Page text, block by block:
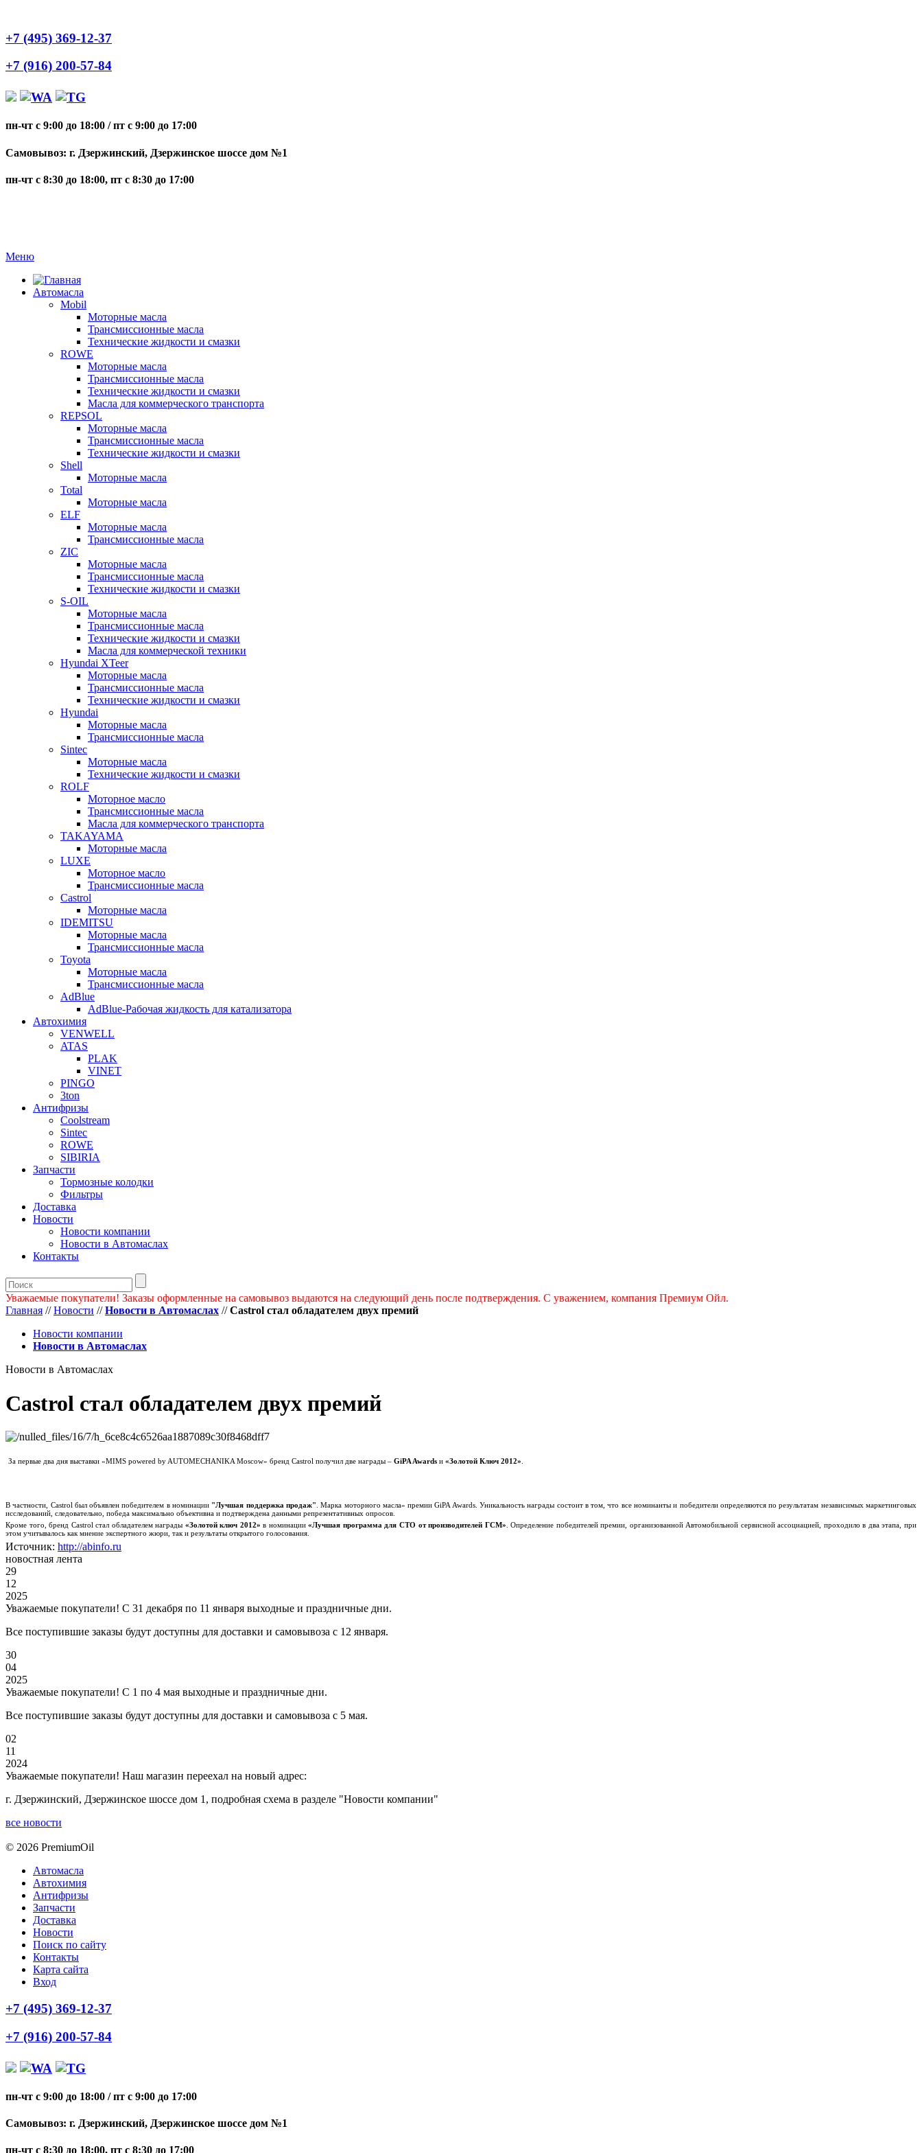
+7 (495) 369-12-37
+7 (916) 200-57-84
пн-чт с 9:00 до 18:00 /пт с 9:00 до 17:00
Самовывоз: г. Дзержинский, Дзержинское шоссе дом №1
пн-чт с 8:30 до 18:00, пт с 8:30 до 17:00
Меню
Автомасла
Mobil
Моторные масла
Трансмиссионные масла
Технические жидкости и смазки
ROWE
Моторные масла
Трансмиссионные масла
Технические жидкости и смазки
Масла для коммерческого транспорта
REPSOL
Моторные масла
Трансмиссионные масла
Технические жидкости и смазки
Shell
Моторные масла
Total
Моторные масла
ELF
Моторные масла
Трансмиссионные масла
ZIC
Моторные масла
Трансмиссионные масла
Технические жидкости и смазки
S-OIL
Моторные масла
Трансмиссионные масла
Технические жидкости и смазки
Масла для коммерческой техники
Hyundai XTeer
Моторные масла
Трансмиссионные масла
Технические жидкости и смазки
Hyundai
Моторные масла
Трансмиссионные масла
Sintec
Моторные масла
Технические жидкости и смазки
ROLF
Моторное масло
Трансмиссионные масла
Масла для коммерческого транспорта
TAKAYAMA
Моторные масла
LUXE
Моторное масло
Трансмиссионные масла
Castrol
Моторные масла
IDEMITSU
Моторные масла
Трансмиссионные масла
Toyota
Моторные масла
Трансмиссионные масла
AdBlue
AdBlue-Рабочая жидкость для катализатора
Автохимия
VENWELL
ATAS
PLAK
VINET
PINGO
3ton
Антифризы
Coolstream
Sintec
ROWE
SIBIRIA
Запчасти
Тормозные колодки
Фильтры
Доставка
Новости
Новости компании
Новости в Автомаслах
Контакты
Уважаемые покупатели! Заказы оформленные на самовывоз выдаются на следующий день после подтверждения. С уважением, компания Премиум Ойл.
Главная //Новости //Новости в Автомаслах //Castrol стал обладателем двух премий
Новости компании
Новости в Автомаслах
Новости в Автомаслах
Castrol стал обладателем двух премий
За первые два дня выставки «MIMS powered by AUTOMECHANIKA Moscow» бренд Castrol получил две награды – GiPA Awards и «Золотой Ключ 2012»
В частности, Castrol был объявлен победителем в номинации "Лучшая поддержка продаж" . Марка моторного масла» премии GiPA Awards. Уникальность награды состоит в том, что все номинанты и победители определяются по результатам независимых маркетинговых
исследований, следовательно, победа максимально объективна и подтверждена данными репрезентативных опросов.
Кроме того, бренд Castrol стал обладателем награды «Золотой ключ 2012» в номинации«Лучшая программа для СТО от производителей ГСМ» . Определение победителей премии, организованной Автомобильной сервисной ассоциацией, проходило в два этапа, при
этом учитывалось как мнение экспертного жюри, так и результаты открытого голосования.
Источник: http://abinfo.ru
новостная лента
29
12
2025
Уважаемые покупатели! С 31 декабря по 11 января выходные и праздничные дни.
Все поступившие заказы будут доступны для доставки и самовывоза с 12 января.
30
04
2025
Уважаемые покупатели! С 1 по 4 мая выходные и праздничные дни.
Все поступившие заказы будут доступны для доставки и самовывоза с 5 мая.
02
11
2024
Уважаемые покупатели! Наш магазин переехал на новый адрес:
г. Дзержинский, Дзержинское шоссе дом 1, подробная схема в разделе "Новости компании"
все новости
© 2026 PremiumOil
Автомасла
Автохимия
Антифризы
Запчасти
Доставка
Новости
Поиск по сайту
Контакты
Карта сайта
Вход
+7 (495) 369-12-37
+7 (916) 200-57-84
пн-чт с 9:00 до 18:00 /пт с 9:00 до 17:00
Самовывоз: г. Дзержинский, Дзержинское шоссе дом №1
пн-чт с 8:30 до 18:00, пт с 8:30 до 17:00